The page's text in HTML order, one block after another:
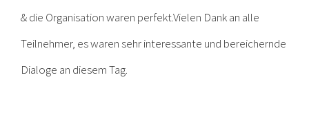
& die Organisation waren perfekt.Vielen Dank an alle
Teilnehmer, es waren sehr interessante und bereichernde
Dialoge an diesem Tag.